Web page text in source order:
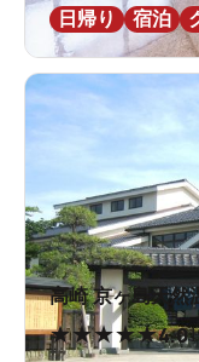
日帰り
宿泊
高崎 京ヶ島天然
★★★★★4.0